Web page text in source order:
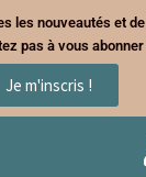
les nouveautés et
pas à vous
Je m'inscris !